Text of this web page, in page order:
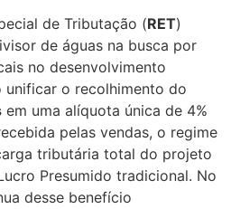
de Tributação (RET)
de águas na busca por
no desenvolvimento
o recolhimento do
em uma alíquota única de 4%
pelas vendas, o regime
tributária total do projeto
Presumido tradicional. No
desse benefício